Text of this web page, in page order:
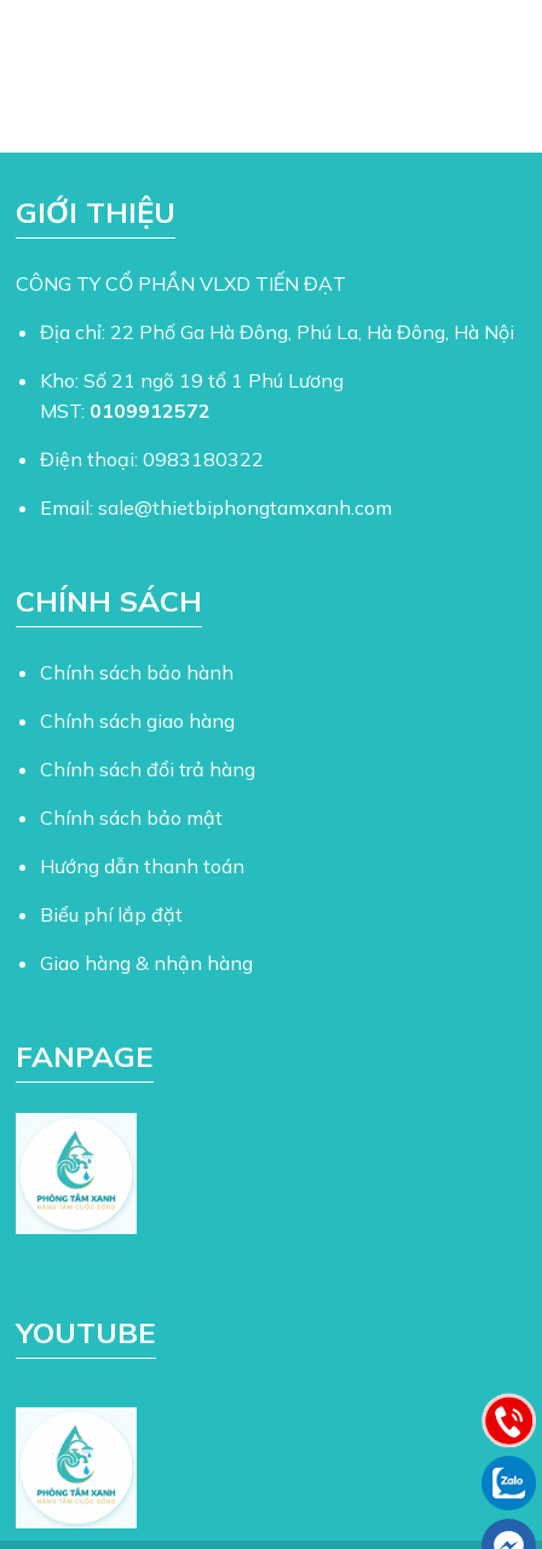
GIỚI THIỆU
CÔNG TY CỔ PHẦN VLXD TIẾN ĐẠT
Địa chỉ: 22 Phố Ga Hà Đông, Phú La, Hà Đông, Hà Nội
Kho: Số 21 ngõ 19 tổ 1 Phú Lương
MST: 0109912572
Điện thoại:0983180322
Email:sale@thietbiphongtamxanh.com
CHÍNH SÁCH
Chính sách bảo hành
Chính sách giao hàng
Chính sách đổi trả hàng
Chính sách bảo mật
Hướng dẫn thanh toán
Biểu phí lắp đặt
Giao hàng & nhận hàng
FANPAGE
YOUTUBE